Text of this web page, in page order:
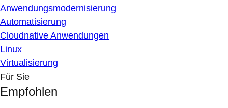
Anwendungsmodernisierung
Automatisierung
Cloudnative Anwendungen
Linux
Virtualisierung
Für Sie
Empfohlen